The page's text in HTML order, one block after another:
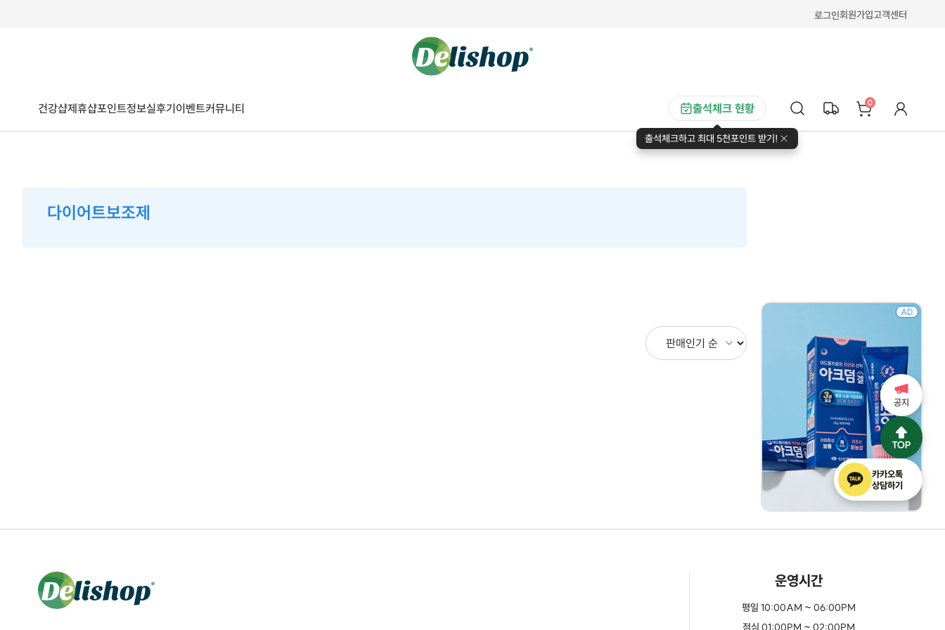
로그인회원가입고객센터
출석체크 현황
출석체크하고 최대 5천포인트 받기!
0
건강샵제휴샵포인트정보실후기이벤트커뮤니티
다이어트보조제
AD
운영시간
평일 10:00AM ~ 06:00PM
점심 01:00PM ~ 02:00PM
공지
카카오톡
상담하기